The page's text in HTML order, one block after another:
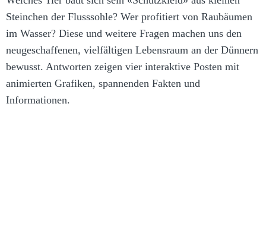
Steinchen der Flusssohle? Wer profitiert von Raubäumen
im Wasser? Diese und weitere Fragen machen uns den
neugeschaffenen, vielfältigen Lebensraum an der Dünnern
bewusst. Antworten zeigen vier interaktive Posten mit
animierten Grafiken, spannenden Fakten und
Informationen.